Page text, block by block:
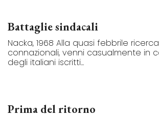
Battaglie sindacali
Nacka, 1968 Alla quasi febbrile
connazionali, venni casualmente in
degli italiani iscritti...
Prima del ritorno